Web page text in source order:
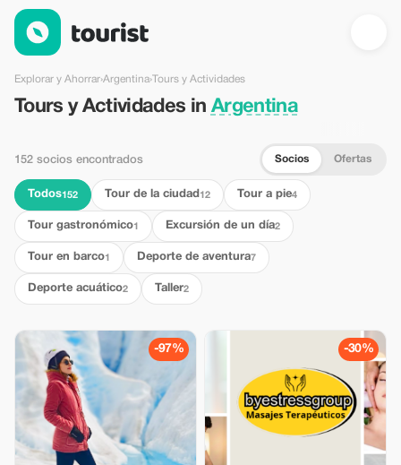
Tours y Actividades en Argentina — Tourist
Explorar y Ahorrar›Argentina›Tours y Actividades
Tours y Actividades in Argentina
152 socios encontrados Socios Ofertas
Todos152 Tour de la ciudad 12 Tour a pie4
Tour gastronómico1 Excursión de un día2
Tour en barco1 Deporte de aventura7
Deporte acuático2 Taller2
-97% -30%